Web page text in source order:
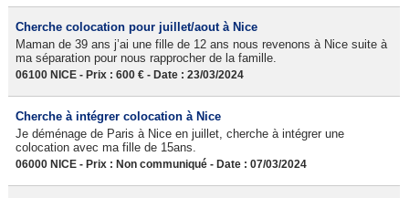
Cherche colocation pour juillet/aout à Nice
Maman de 39 ans j’ai une fille de 12 ans nous revenons à Nice suite à
ma séparation pour nous rapprocher de la famille.
06100 NICE - Prix : 600 € - Date : 23/03/2024
Cherche à intégrer colocation à Nice
Je déménage de Paris à Nice en juillet, cherche à intégrer une
colocation avec ma fille de 15ans.
06000 NICE - Prix : Non communiqué - Date : 07/03/2024